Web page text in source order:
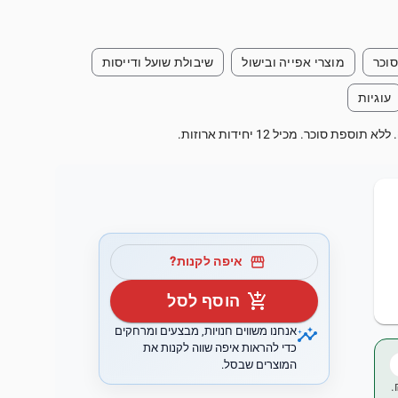
מוצרי אפייה ובישול שיבולת שועל ודייסות
עוגיות
מכיל 12 יחידות ארוזות.
storefront איפה לקנות?
add_shopping_cart הוסף לסל
insightsאנחנו משווים חנויות, מבצעים ומרחקים
כדי להראות איפה שווה לקנות את
המוצרים שבסל.